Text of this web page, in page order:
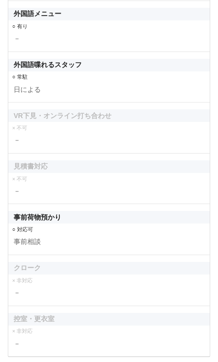
外国語メニュー
○ 有り
－
外国語喋れるスタッフ
○ 常駐
日による
VR下見・オンライン打ち合わせ
× 不可
－
見積書対応
× 不可
－
事前荷物預かり
○ 対応可
事前相談
クローク
× 非対応
－
控室・更衣室
× 非対応
－